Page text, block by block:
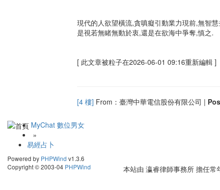
現代的人欲望橫流,貪嗔癡引動業力現前,無智
是視若無睹無動於衷,還是在欲海中爭奪,慎之.
[ 此文章被粒子在2026-06-01 09:16重新編輯 ]
[4 樓] From：臺灣中華電信股份有限公司 |
MyChat 數位男女
»
易經占卜
Powered by PHPWind v1.3.6
Copyright © 2003-04 PHPWind 本站由 瀛睿律師事務所 擔任常